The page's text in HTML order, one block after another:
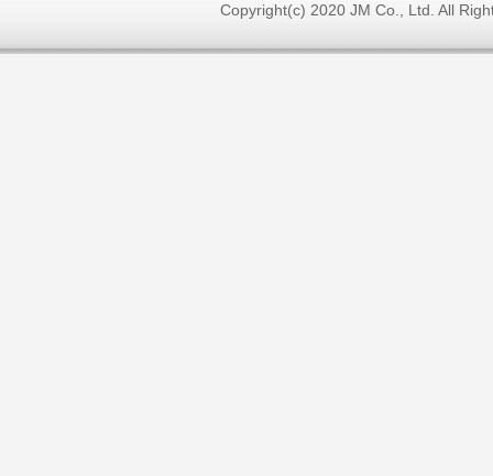
Copyright(c) 2020 JM Co., Ltd. All